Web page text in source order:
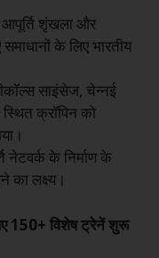
आपूर्ति शृंखला और
के लिए भारतीय
साइंसेज, चेन्नई
क्रॉपिन को
के निर्माण के
का लक्ष्य।
150+ विशेष ट्रेनें शुरू